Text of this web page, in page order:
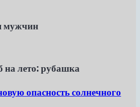
мужчин
лето: рубашка
опасность солнечного